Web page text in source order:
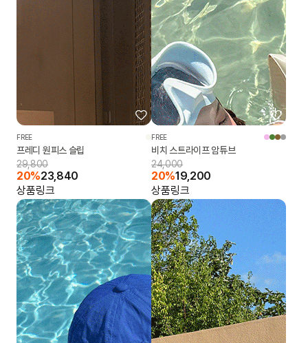
FREE
프레디 원피스 슬립
29,800
20%23,840
상품링크
FREE
비치 스트라이프 암튜브
24,000
20%19,200
상품링크